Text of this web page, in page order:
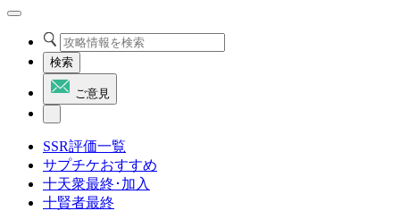
検索
ご意見
SSR評価一覧
サプチケおすすめ
十天衆最終･加入
十賢者最終